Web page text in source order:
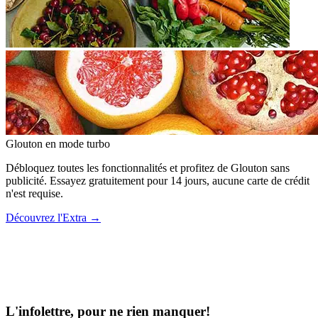
Glouton en mode turbo
Débloquez toutes les fonctionnalités et profitez de Glouton sans
publicité. Essayez gratuitement pour 14 jours, aucune carte de crédit
n'est requise.
Découvrez l'Extra →
L'infolettre, pour ne rien manquer!